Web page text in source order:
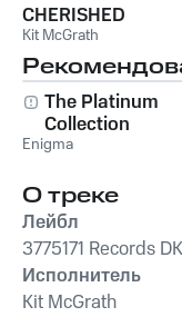
CHERISHED
Kit McGrath
The Platinum
Collection
Enigma
О треке
Лейбл
3775171 Records DK
Исполнитель
Kit McGrath